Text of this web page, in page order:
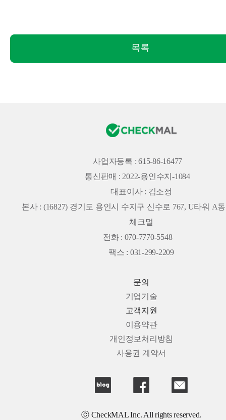
목록
사업자등록 : 615-86-16477
통신판매 : 2022-용인수지-1084
대표이사 : 김소정
본사 : (16827) 경기도 용인시 수지구 신수로 767, U타워 A
체크멀
전화 : 070-7770-5548
팩스 : 031-299-2209
문의
기업기술
고객지원
이용약관
개인정보처리방침
사용권 계약서
ⓒ CheckMAL Inc. All rights reserved.